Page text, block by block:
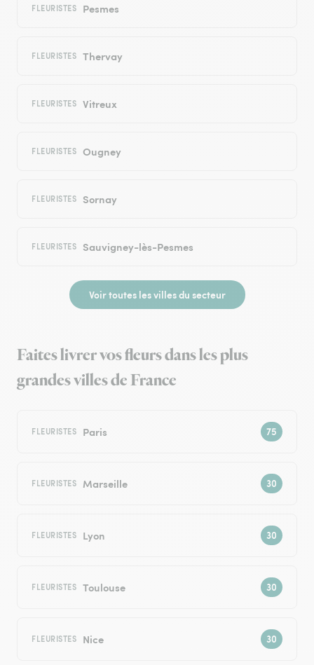
FLEURISTES Pesmes
FLEURISTES Thervay
FLEURISTES Vitreux
FLEURISTES Ougney
FLEURISTES Sornay
FLEURISTES Sauvigney-lès-Pesmes
Voir toutes les villes du secteur
Faites livrer vos fleurs dans les plus
grandes villes de France
FLEURISTES Paris
FLEURISTES Marseille
FLEURISTES Lyon
FLEURISTES Toulouse
FLEURISTES Nice